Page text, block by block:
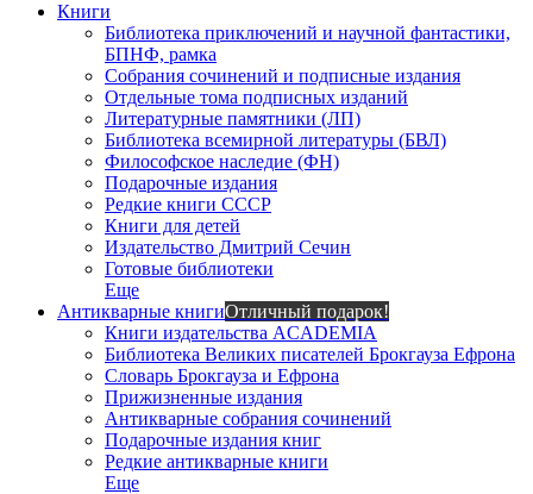
Книги
Библиотека приключений и научной фантастики,
БПНФ, рамка
Собрания сочинений и подписные издания
Отдельные тома подписных изданий
Литературные памятники (ЛП)
Библиотека всемирной литературы (БВЛ)
Философское наследие (ФН)
Подарочные издания
Редкие книги СССР
Книги для детей
Издательство Дмитрий Сечин
Готовые библиотеки
Еще
Антикварные книгиОтличный подарок!
Книги издательства ACADEMIA
Библиотека Великих писателей Брокгауза Ефрона
Словарь Брокгауза и Ефрона
Прижизненные издания
Антикварные собрания сочинений
Подарочные издания книг
Редкие антикварные книги
Еще